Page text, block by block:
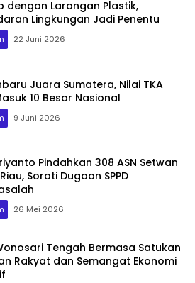
dengan Larangan Plastik,
Lingkungan Jadi Penentu
22 Juni 2026
Juara Sumatera, Nilai TKA
10 Besar Nasional
9 Juni 2026
Pindahkan 308 ASN Setwan
Riau, Soroti Dugaan SPPD
26 Mei 2026
Tengah Bermasa Satukan
Rakyat dan Semangat Ekonomi